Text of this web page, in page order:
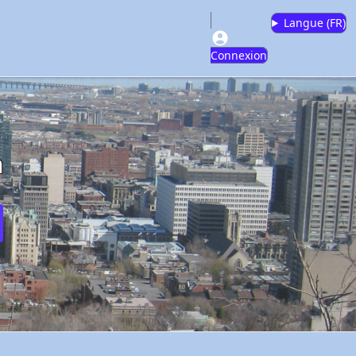
Connexion
Langue (FR)